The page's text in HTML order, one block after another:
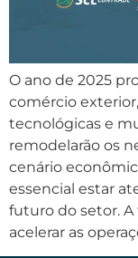
O ano de 2025
comércio
tecnológicas e
remodelarão os
cenário
essencial estar
futuro do setor.
acelerar as